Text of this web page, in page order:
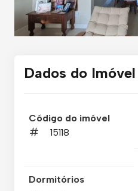
Dados do Imóvel
Código do imóvel
15118
Dormitórios